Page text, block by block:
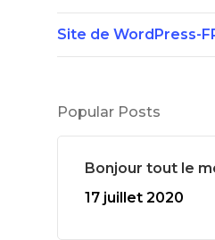
Site de WordPress-
Popular Posts
Bonjour tout le
17 juillet 2020